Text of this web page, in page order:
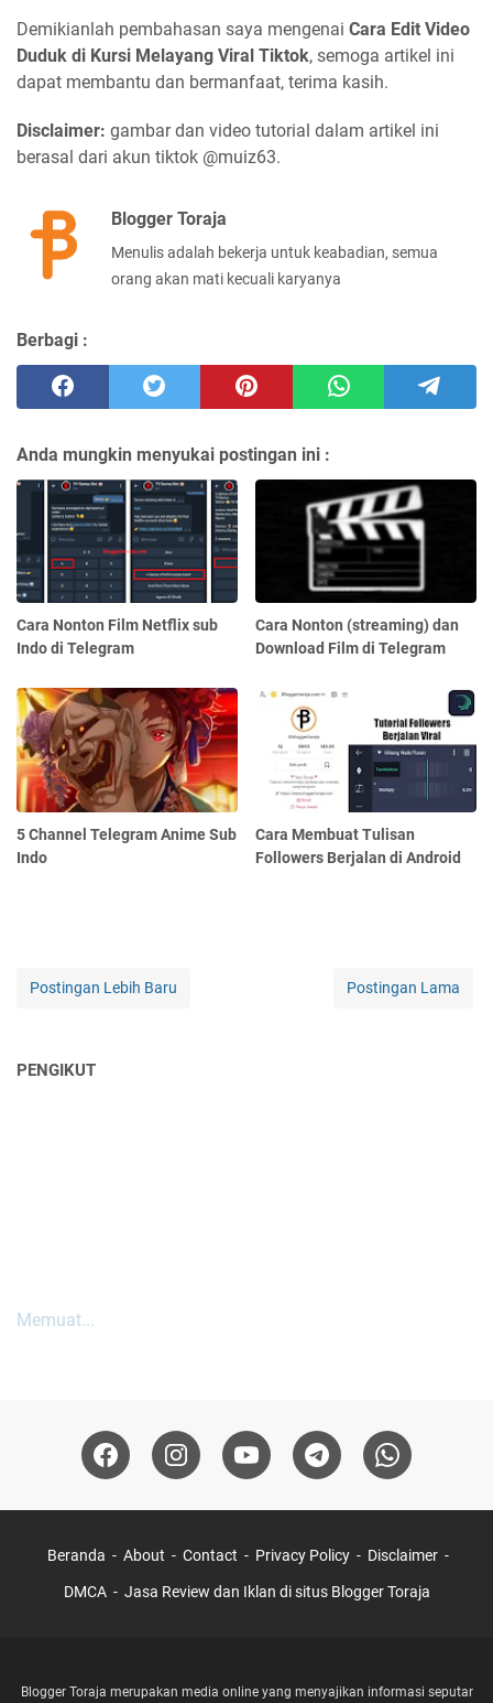
Demikianlah pembahasan saya mengenai Cara Edit Video
Duduk di Kursi Melayang Viral Tiktok, semoga artikel ini
dapat membantu dan bermanfaat, terima kasih.
Disclaimer: gambar dan video tutorial dalam artikel ini
berasal dari akun tiktok @muiz63.
Blogger Toraja
Menulis adalah bekerja untuk keabadian, semua
orang akan mati kecuali karyanya
Berbagi :
Anda mungkin menyukai postingan ini :
Cara Nonton Film Netflix sub
Indo di Telegram
Cara Nonton (streaming) dan
Download Film di Telegram
5 Channel Telegram Anime Sub
Indo
Cara Membuat Tulisan
Followers Berjalan di Android
Postingan Lebih Baru Postingan Lama
PENGIKUT
Memuat...
Beranda About Contact Privacy Policy Disclaimer
DMCA Jasa Review dan Iklan di situs Blogger Toraja
Blogger Toraja merupakan media online yang menyajikan informasi seputar